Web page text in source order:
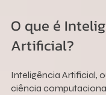
O que é
Artificial?
Inteligência Artificial,
ciência